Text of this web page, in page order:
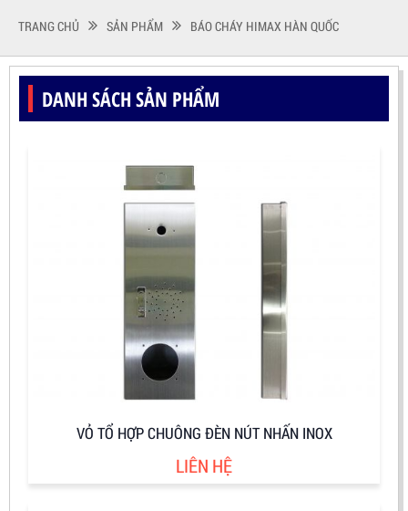
TRANG CHỦ SẢN PHẨM BÁO CHÁY HIMAX HÀN QUỐC
DANH SÁCH SẢN PHẨM
VỎ TỔ HỢP CHUÔNG ĐÈN NÚT NHẤN INOX
LIÊN HỆ